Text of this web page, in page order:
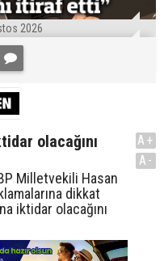
2026
olacağını
Milletvekili Hasan
dikkat
iktidar olacağını
A+
A-